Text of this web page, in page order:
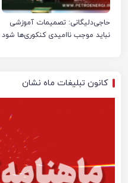
حاجی‌دلیگانی: تصمیمات آموزشی
نباید موجب ناامیدی کنکوری‌ها شود
کانون تبلیغات ماه نشان